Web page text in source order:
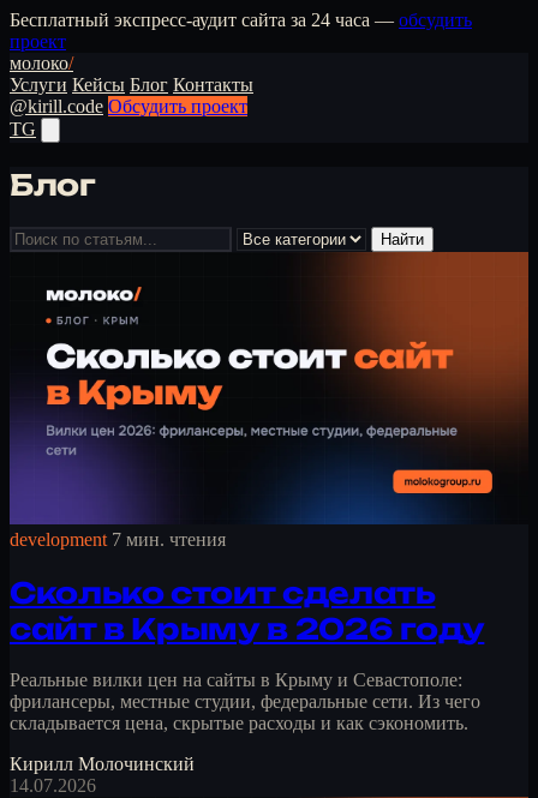
Бесплатный экспресс-аудит сайта за 24 часа — обсудить
проект
молоко/
Услуги Кейсы Блог Контакты
@kirill.code Обсудить проект
TG
Блог
Найти
development 7 мин. чтения
Сколько стоит сделать
сайт в Крыму в 2026 году
Реальные вилки цен на сайты в Крыму и Севастополе:
фрилансеры, местные студии, федеральные сети. Из чего
складывается цена, скрытые расходы и как сэкономить.
Кирилл Молочинский
14.07.2026